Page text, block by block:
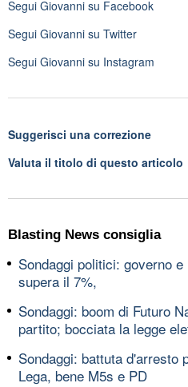
Segui Giovanni su Facebook
Segui Giovanni su Twitter
Segui Giovanni su Instagram
Suggerisci una correzione
Valuta il titolo di questo articolo
Blasting News consiglia
Sondaggi politici: governo
supera il 7%,
Sondaggi: boom di Futuro
partito; bocciata la legge
Sondaggi: battuta d'arresto
Lega, bene M5s e PD